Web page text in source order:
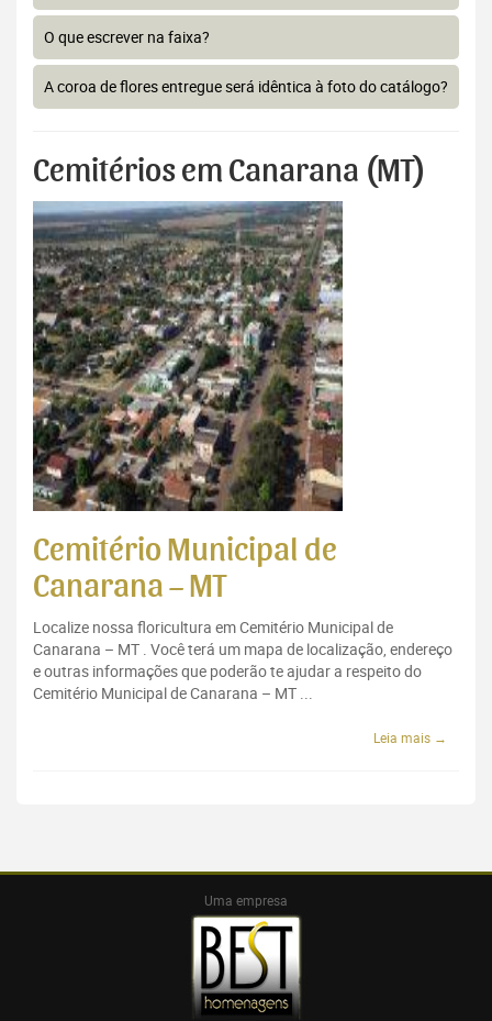
O que escrever na faixa?
A coroa de flores entregue será idêntica à foto do catálogo?
Cemitérios em Canarana (MT)
Cemitério Municipal de
Canarana – MT
Localize nossa floricultura em Cemitério Municipal de
Canarana – MT . Você terá um mapa de localização, endereço
e outras informações que poderão te ajudar a respeito do
Cemitério Municipal de Canarana – MT ...
Leia mais →
Uma empresa